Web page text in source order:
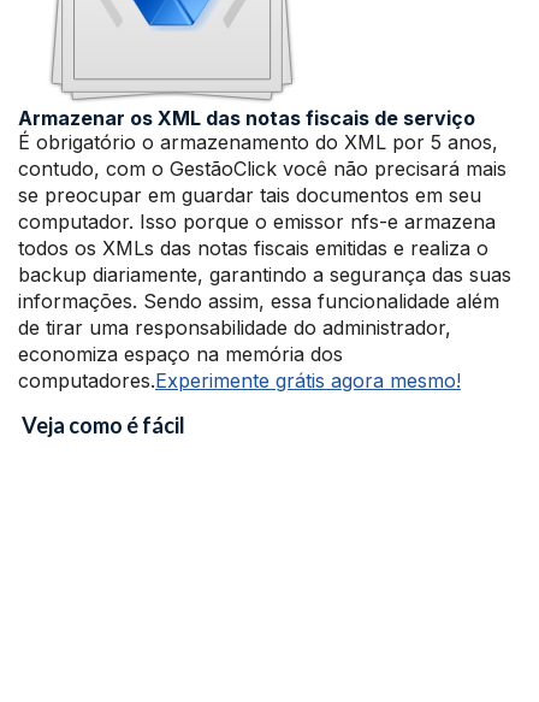
Armazenar os XML das notas fiscais de serviço
É obrigatório o armazenamento do XML por 5 anos,
contudo, com o GestãoClick você não precisará mais
se preocupar em guardar tais documentos em seu
computador. Isso porque o emissor nfs-e armazena
todos os XMLs das notas fiscais emitidas e realiza o
backup diariamente, garantindo a segurança das suas
informações. Sendo assim, essa funcionalidade além
de tirar uma responsabilidade do administrador,
economiza espaço na memória dos
computadores.Experimente grátis agora mesmo!
Veja como é fácil